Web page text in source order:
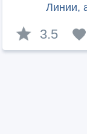
Линии,
3.5